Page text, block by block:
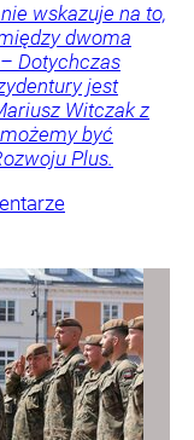
wskazuje na to,
dwoma
Dotychczas
jest
Witczak z
być
Plus.